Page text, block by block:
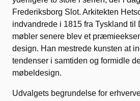
Frederiksborg Slot. Arkitekten
indvandrede i 1815 fra Tyskland til
møbler senere blev et
design. Han mestrede kunsten at
tendenser i samtiden og formidle
møbeldesign.
Udvalgets begrundelse for